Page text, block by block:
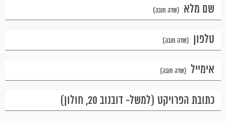
שם מלא
טלפון
אימייל
כתובת הפרויקט (למשל- דובנוב 20, חולון)